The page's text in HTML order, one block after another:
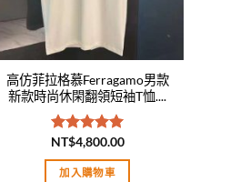
高仿菲拉格慕Ferragamo男款
新款時尚休閑翻領短袖T恤....
評分5.00
滿分 5
NT$4,800.00
加入購物車